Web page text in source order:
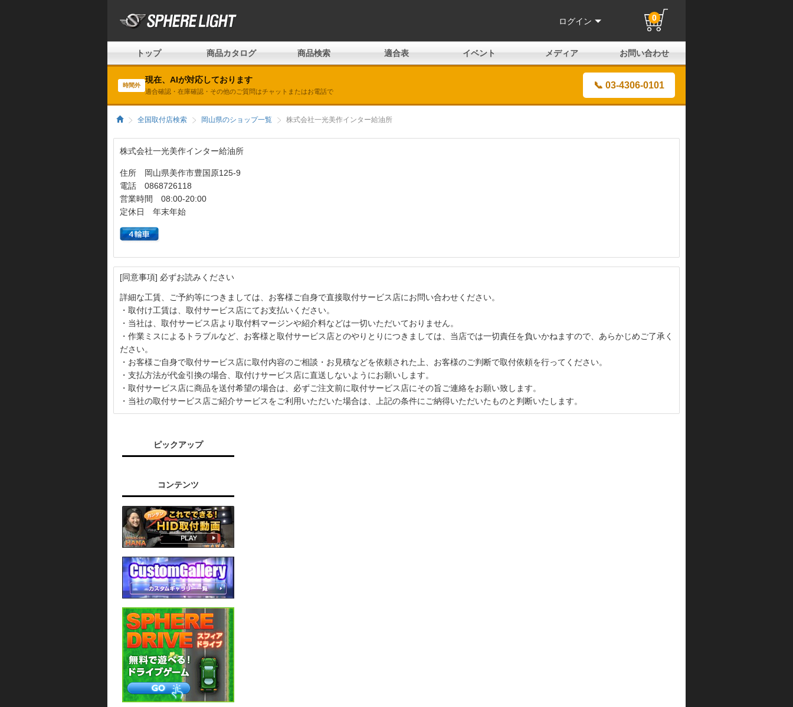
ログイン 0
トップ 商品カタログ 商品検索 適合表 イベント メディア お問い合わせ
時間外
現在、AIが対応しております
適合確認・在庫確認・その他のご質問はチャットまたはお電話で
📞 03-4306-0101
全国取付店検索 岡山県のショップ一覧 株式会社一光美作インター給油所
株式会社一光美作インター給油所
住所 岡山県美作市豊国原125-9
電話 0868726118
営業時間 08:00-20:00
定休日 年末年始
[同意事項] 必ずお読みください
詳細な工賃、ご予約等につきましては、お客様ご自身で直接取付サービス店にお問い合わせください。
・取付け工賃は、取付サービス店にてお支払いください。
・当社は、取付サービス店より取付料マージンや紹介料などは一切いただいておりません。
・作業ミスによるトラブルなど、お客様と取付サービス店とのやりとりにつきましては、当店では一切責任を負いかねますので、あらかじめご了承く
ださい。
・お客様ご自身で取付サービス店に取付内容のご相談・お見積などを依頼された上、お客様のご判断で取付依頼を行ってください。
・支払方法が代金引換の場合、取付けサービス店に直送しないようにお願いします。
・取付サービス店に商品を送付希望の場合は、必ずご注文前に取付サービス店にその旨ご連絡をお願い致します。
・当社の取付サービス店ご紹介サービスをご利用いただいた場合は、上記の条件にご納得いただいたものと判断いたします。
ピックアップ
コンテンツ